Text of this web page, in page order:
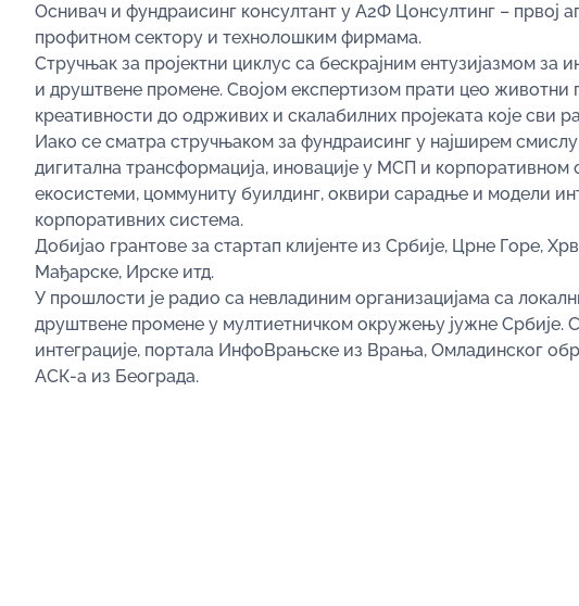
Оснивач и фундраисинг консултант у А2Ф Цонсултинг – првој
профитном сектору и технолошким фирмама.
Стручњак за пројектни циклус са бескрајним ентузијазмом за
и друштвене промене. Својом експертизом прати цео животни
креативности до одрживих и скалабилних пројеката које сви
Иако се сматра стручњаком за фундраисинг у најширем
дигитална трансформација, иновације у МСП и
екосистеми, цоммунитy буилдинг, оквири сарадње и модели
корпоративних система.
Добијао грантове за стартап клијенте из Србије, Црне Горе,
Мађарске, Ирске итд.
У прошлости је радио са невладиним организацијама са
друштвене промене у мултиетничком окружењу јужне Србије.
интеграције, портала ИнфоВрањске из Врања, Омладинског
АСК-а из Београда.